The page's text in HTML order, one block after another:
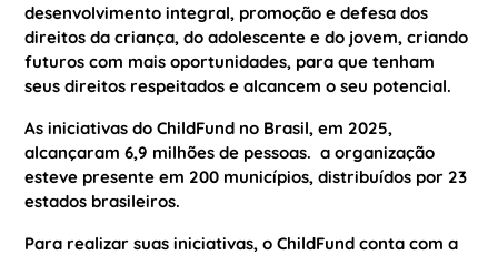
desenvolvimento integral, promoção e defesa dos
direitos da criança, do adolescente e do jovem, criando
futuros com mais oportunidades, para que tenham
seus direitos respeitados e alcancem o seu potencial.
As iniciativas do ChildFund no Brasil, em 2025,
alcançaram 6,9 milhões de pessoas. a organização
esteve presente em 200 municípios, distribuídos por 23
estados brasileiros.
Para realizar suas iniciativas, o ChildFund conta com a